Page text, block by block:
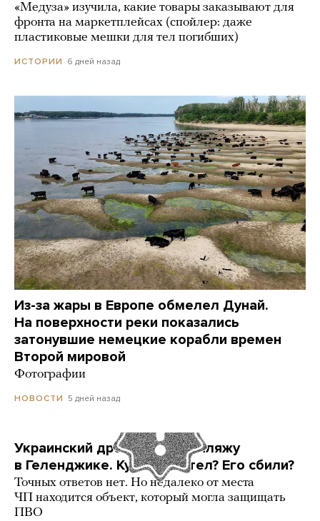
«Медуза» изучила, какие товары заказывают для
фронта на маркетплейсах (спойлер: даже
пластиковые мешки для тел погибших)
ИСТОРИИ 6 дней назад
Из-за жары в Европе обмелел Дунай.
На поверхности реки показались
затонувшие немецкие корабли времен
Второй мировой
Фотографии
НОВОСТИ 5 дней назад
Украинский дрон попал по пляжу
в Геленджике. Куда он летел? Его сбили?
Точных ответов нет. Но недалеко от места
ЧП находится объект, который могла защищать
ПВО